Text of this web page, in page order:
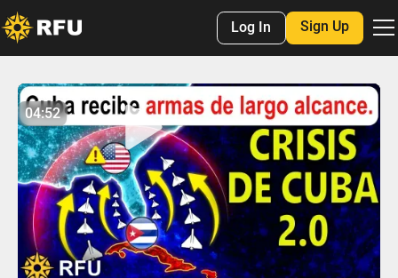
Log In Sign Up
04:52
No items found.
04:52